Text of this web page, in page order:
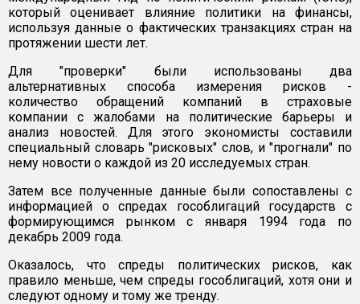
который оценивает влияние политики на финансы,
используя данные о фактических транзакциях стран на
протяжении шести лет.
Для "проверки" были использованы два
альтернативных способа измерения рисков -
количество обращений компаний в страховые
компании с жалобами на политические барьеры и
анализ новостей. Для этого экономисты составили
специальный словарь "рисковых" слов, и "прогнали" по
нему новости о каждой из 20 исследуемых стран.
Затем все полученные данные были сопоставлены с
информацией о спредах гособлигаций государств с
формирующимся рынком с января 1994 года по
декабрь 2009 года.
Оказалось, что спреды политических рисков, как
правило меньше, чем спреды гособлигаций, хотя они и
следуют одному и тому же тренду.